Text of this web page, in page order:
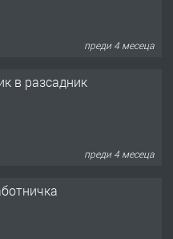
преди 4 месеца
в разсадник
преди 4 месеца